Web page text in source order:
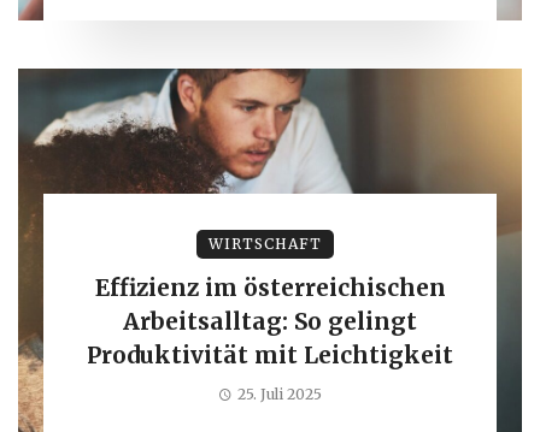
WIRTSCHAFT
Effizienz im österreichischen
Arbeitsalltag: So gelingt
Produktivität mit Leichtigkeit
25. Juli 2025